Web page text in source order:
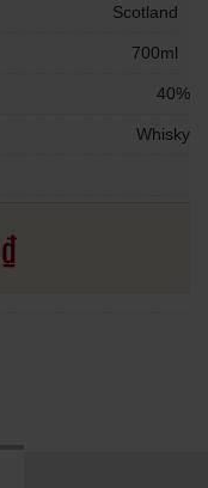
Scotland
700ml
40%
Whisky
₫